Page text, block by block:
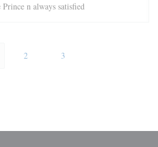
n always satisfied
2 3